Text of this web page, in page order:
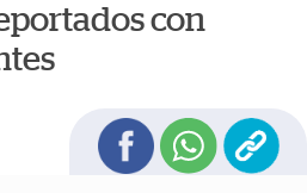
con